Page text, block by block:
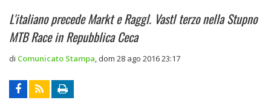
L'italiano precede Markt e Raggl. Vastl terzo nella Stupno
MTB Race in Repubblica Ceca
di Comunicato Stampa dom 28 ago 2016 23:17